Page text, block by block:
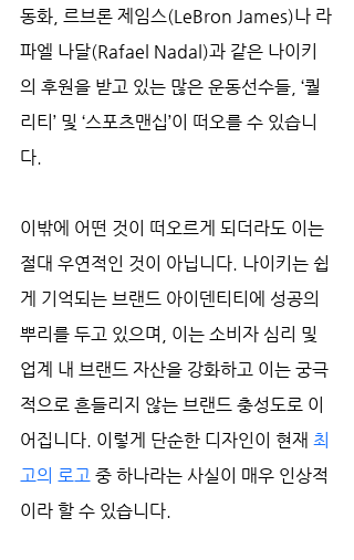
동화, 르브론 제임스(LeBron James)나 라
파엘 나달(Rafael Nadal)과 같은 나이키
의 후원을 받고 있는 많은 운동선수들, ‘퀄
리티’ 및 ‘스포츠맨십’이 떠오를 수 있습니
다.
이밖에 어떤 것이 떠오르게 되더라도 이는
절대 우연적인 것이 아닙니다. 나이키는 쉽
게 기억되는 브랜드 아이덴티티에 성공의
뿌리를 두고 있으며, 이는 소비자 심리 및
업계 내 브랜드 자산을 강화하고 이는 궁극
적으로 흔들리지 않는 브랜드 충성도로 이
어집니다. 이렇게 단순한 디자인이 현재 최
고의 로고 중 하나라는 사실이 매우 인상적
이라 할 수 있습니다.